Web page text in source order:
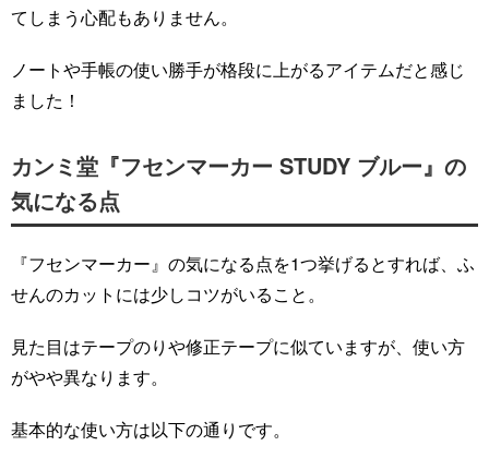
てしまう心配もありません。
ノートや手帳の使い勝手が格段に上がるアイテムだと感じ
ました！
カンミ堂『フセンマーカー STUDY ブルー』の
気になる点
『フセンマーカー』の気になる点を1つ挙げるとすれば、ふ
せんのカットには少しコツがいること。
見た目はテープのりや修正テープに似ていますが、使い方
がやや異なります。
基本的な使い方は以下の通りです。